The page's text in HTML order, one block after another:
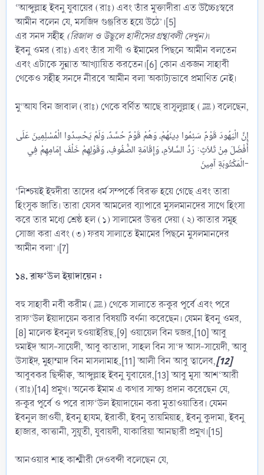
‘আব্দুল্লাহ ইবনু যুবায়ের (রাঃ) এবং তাঁর মুক্তাদীরা এত উচ্চৈঃস্বরে
আমীন বলেন যে, মসজিদ গুঞ্জরিত হয়ে উঠে’।[5]
এর সনদ সহীহ (রিজাল ও উছূলে হাদীসের গ্রন্থাবলী দেখুন)।
ইবনু ওমর (রাঃ) এবং তাঁর সাথী ও ইমামের পিছনে আমীন বলতেন
এবং এটাকে সুন্নাত আখ্যায়িত করতেন।[6] কোন একজন সাহাবী
থেকেও সহীহ সনদে নীরবে আমীন বলা অকাট্যভাবে প্রমাণিত নেই।
মু‘আয বিন জাবাল (রাঃ) থেকে বর্ণিত আছে রাসূলুল্লাহ (ﷺ) বলেছেন,
إِنَّ الْيَهُودَ قَوْمٌ سَئِمُوا دِينَهُمْ، وَهُمْ قَوْمٌ حُسَّدٌ، وَلَمْ يَحْسِدُوا الْمُسْلِمِينَ عَلَى
أَفْضَلَ مِنْ ثَلاَثٍ: رَدِّ السَّلاَمِ، وَإِقَامَةِ الصُّفُوفِ، وَقَوْلِهِمْ خَلْفَ إِمَامِهِمْ فِي
الْمَكْتُوبَةِ آمِينَ-​
‘নিশ্চয়ই ইহুদীরা তাদের ধর্ম সম্পর্কে বিরক্ত হয়ে গেছে এবং তারা
হিংসুক জাতি। তারা যেসব আমলের ব্যাপারে মুসলমানদের সাথে হিংসা
করে তার মধ্যে শ্রেষ্ঠ হল (১) সালামের উত্তর দেয়া (২) কাতার সমূহ
সোজা করা এবং (৩) ফরয সালাতে ইমামের পিছনে মুসলমানদের
আমীন বলা’।[7]
১৪. রাফ‘উল ইয়াদায়েন :
বহু সাহাবী নবী করীম (ﷺ) থেকে সালাতে রুকূর পূর্বে এবং পরে
রাফ‘উল ইয়াদায়েন করার বিষয়টি বর্ণনা করেছেন। যেমন ইবনু ওমর,
[8] মালেক ইবনুল হুওয়াইরিছ,[9] ওয়ায়েল বিন হুজর,[10] আবু
হুমাইদ আস-সায়েদী, আবু কাতাদা, সাহল বিন সা‘দ আস-সায়েদী, আবু
উসাইদ, মুহাম্মাদ বিন মাসলামাহ,[11] আলী বিন আবু ত্বালেব,[12]
আবুবকর ছিদ্দীক্ব, আব্দুল্লাহ ইবনু যুবায়ের,[13] আবু মূসা আশ‘আরী
(রাঃ)[14] প্রমুখ। অনেক ইমাম এ কথার সাক্ষ্য প্রদান করেছেন যে,
রুকূর পূর্বে ও পরে রাফ‘উল ইয়াদায়েন করা মুতাওয়াতির। যেমন
ইবনুল জাওযী, ইবনু হাযম, ইরাকী, ইবনু তায়মিয়াহ, ইবনু কুদামা, ইবনু
হাজার, কাত্তানী, সুয়ূতী, যুবায়দী, যাকারিয়া আনছারী প্রমুখ।[15]
আনওয়ার শাহ কাশ্মীরী দেওবন্দী বলেছেন যে,